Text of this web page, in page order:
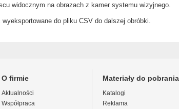
widocznym na obrazach z kamer systemu wizyjnego.
do pliku CSV do dalszej obróbki.
O firmie
Aktualności
Współpraca
Materiały do pobrania
Katalogi
Reklama